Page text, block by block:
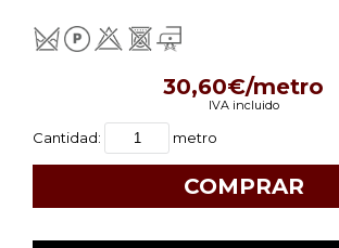
30,60€/metro
IVA incluido
Cantidad: metro